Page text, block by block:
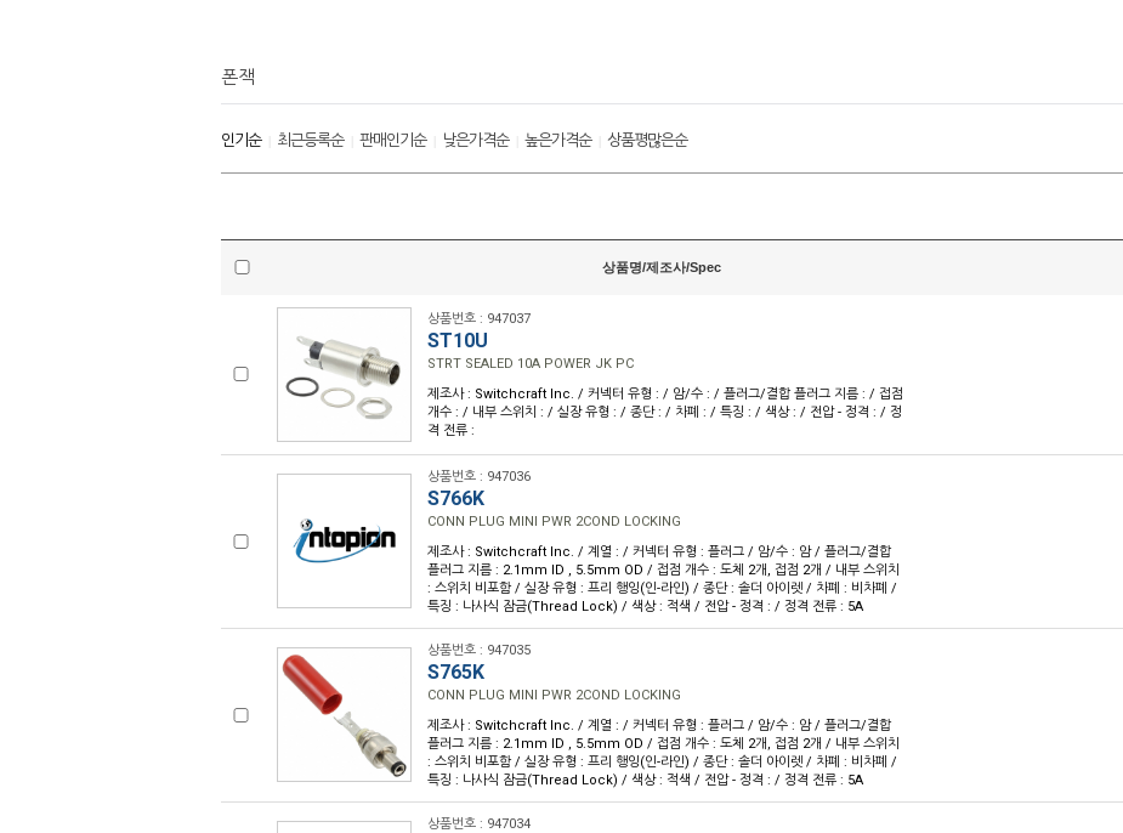
폰잭
인기순| 최근등록순| 판매인기순| 낮은가격순| 높은가격순| 상품평많은순
상품명/제조사/Spec
상품번호 : 947037
ST10U
STRT SEALED 10A POWER JK PC
제조사 : Switchcraft Inc. / 커넥터 유형 : / 암/수 : / 플러그/결합 플러그 지름 : / 접점
개수 : / 내부 스위치 : / 실장 유형 : / 종단 : / 차폐 : / 특징 : / 색상 : / 전압 - 정격 : / 정
격 전류 :
상품번호 : 947036
S766K
CONN PLUG MINI PWR 2COND LOCKING
제조사 : Switchcraft Inc. / 계열 : / 커넥터 유형 : 플러그 / 암/수 : 암 / 플러그/결합
플러그 지름 : 2.1mm ID , 5.5mm OD / 접점 개수 : 도체 2개, 접점 2개 / 내부 스위치
: 스위치 비포함 / 실장 유형 : 프리 행잉(인-라인) / 종단 : 솔더 아이렛 / 차폐 : 비차폐 /
특징 : 나사식 잠금(Thread Lock) / 색상 : 적색 / 전압 - 정격 : / 정격 전류 : 5A
상품번호 : 947035
S765K
CONN PLUG MINI PWR 2COND LOCKING
제조사 : Switchcraft Inc. / 계열 : / 커넥터 유형 : 플러그 / 암/수 : 암 / 플러그/결합
플러그 지름 : 2.1mm ID , 5.5mm OD / 접점 개수 : 도체 2개, 접점 2개 / 내부 스위치
: 스위치 비포함 / 실장 유형 : 프리 행잉(인-라인) / 종단 : 솔더 아이렛 / 차폐 : 비차폐 /
특징 : 나사식 잠금(Thread Lock) / 색상 : 적색 / 전압 - 정격 : / 정격 전류 : 5A
상품번호 : 947034